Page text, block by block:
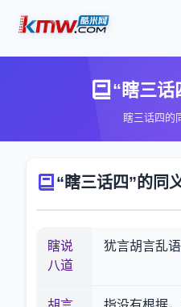
“瞎三话
瞎三话四的
“瞎三话四”的同
瞎说
八道
犹言胡言乱语